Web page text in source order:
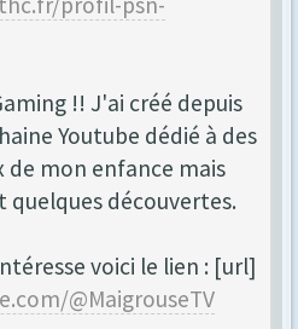
!! J'ai créé depuis
Youtube dédié à des
de mon enfance mais
quelques découvertes.
voici le lien : [url]
@MaigrouseTV